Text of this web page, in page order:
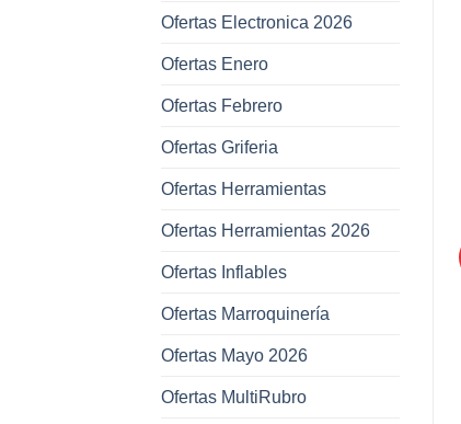
Ofertas Electronica 2026
Ofertas Enero
Ofertas Febrero
Ofertas Griferia
Ofertas Herramientas
Ofertas Herramientas 2026
Ofertas Inflables
Ofertas Marroquinería
Ofertas Mayo 2026
Ofertas MultiRubro
favoritos